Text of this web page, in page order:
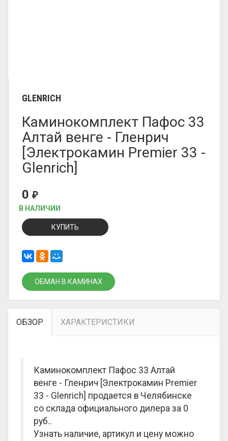
GLENRICH
Каминокомплект Пафос 33
Алтай венге - Гленрич
[Электрокамин Premier 33 -
Glenrich]
0 ₽
В НАЛИЧИИ
КУПИТЬ
ОБМАН В КАМИНАХ
ОБЗОР ХАРАКТЕРИСТИКИ
Каминокомплект Пафос 33 Алтай
венге - Гленрич [Электрокамин Premier
33 - Glenrich] продается в Челябинске
со склада официального дилера за 0
руб..
Узнать наличие, артикул и цену можно